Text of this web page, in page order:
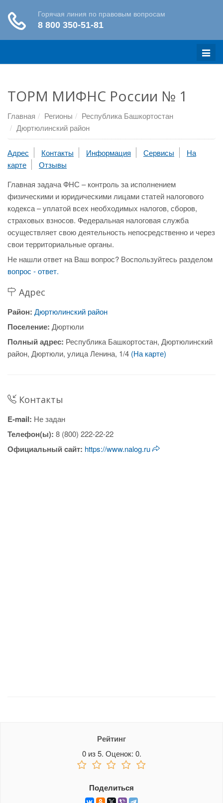
Меню
ТОРМ МИФНС России № 1
Главная Регионы
Республика Башкортостан
Дюртюлинский район
Адрес Контакты Информация Сервисы
На
карте
Отзывы
Главная задача ФНС – контроль за исполнением
физическими и юридическими лицами статей налогового
кодекса – уплатой всех необходимых налогов, сборов,
страховых взносов. Федеральная налоговая служба
осуществляет свою деятельность непосредственно и через
свои территориальные органы.
Не нашли ответ на Ваш вопрос? Воспользуйтесь разделом
вопрос - ответ.
Адрес
Район: Дюртюлинский район
Поселение: Дюртюли
Полный адрес: Республика Башкортостан, Дюртюлинский
район, Дюртюли, улица Ленина, 1/4 (На карте)
Контакты
E-mail: Не задан
Телефон(ы): 8 (800) 222-22-22
Официальный cайт: https://www.nalog.ru
Рейтинг
0из5. Оценок: 0.
Поделиться